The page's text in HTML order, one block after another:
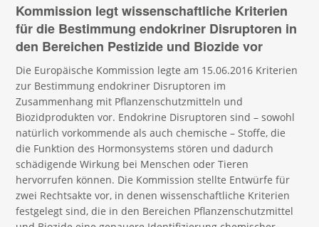
Kommission legt wissenschaftliche Kriterien
für die Bestimmung endokriner Disruptoren in
den Bereichen Pestizide und Biozide vor
Die Europäische Kommission legte am 15.06.2016 Kriterien
zur Bestimmung endokriner Disruptoren im
Zusammenhang mit Pflanzenschutzmitteln und
Biozidprodukten vor. Endokrine Disruptoren sind – sowohl
natürlich vorkommende als auch chemische – Stoffe, die
die Funktion des Hormonsystems stören und dadurch
schädigende Wirkung bei Menschen oder Tieren
hervorrufen können. Die Kommission stellte Entwürfe für
zwei Rechtsakte vor, in denen wissenschaftliche Kriterien
festgelegt sind, die in den Bereichen Pflanzenschutzmittel